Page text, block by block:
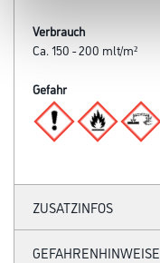
Verbrauch
Ca. 150 - 200 mlt/m²
Gefahr
ZUSATZINFOS
GEFAHRENHINWEISE